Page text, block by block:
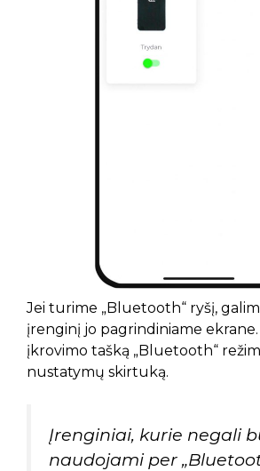
Jei turime „Bluetooth“ ryšį,
įrenginį jo pagrindiniame ekrane.
įkrovimo tašką „Bluetooth“
nustatymų skirtuką.
Įrenginiai, kurie negali
naudojami per